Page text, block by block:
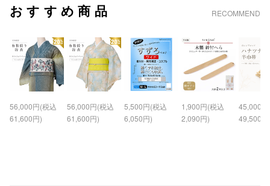
おすすめ商品 RECOMMEND
56,000円(税込
61,600円)
56,000円(税込
61,600円)
5,500円(税込
6,050円)
1,900円(税込
2,090円)
45,000
49,500